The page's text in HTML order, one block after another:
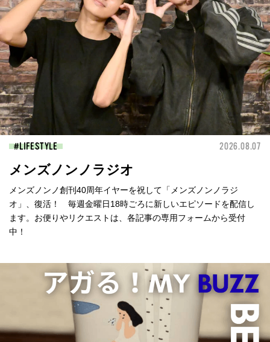
LIFESTYLE 2026.08.07
メンズノンノラジオ
メンズノンノ創刊40周年イヤーを祝して「メンズノンノラジ
オ」、復活！ 毎週金曜日18時ごろに新しいエピソードを配信し
ます。お便りやリクエストは、各記事の専用フォームから受付
中！